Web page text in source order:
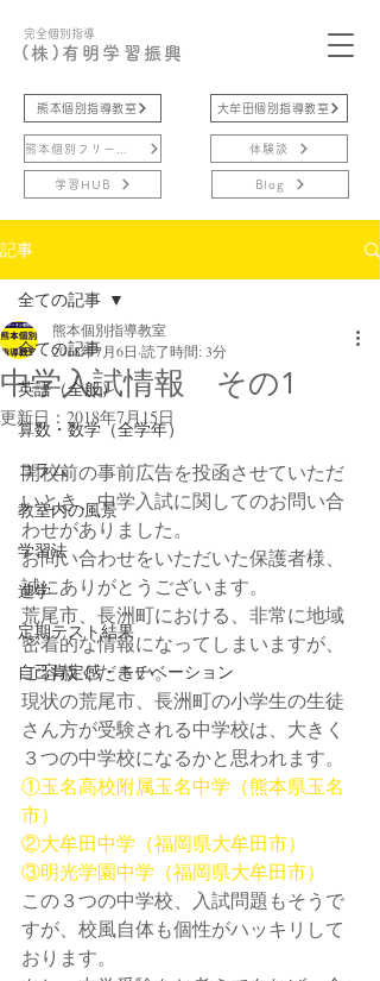
完全個別指導
(株)有明学習振興
熊本個別指導教室
学習HUB
大牟田個別指導教室
体験談
Blog
記事
全ての記事
英語（全般）
算数・数学（全学年）
コラム
教室内の風景
学習法
進学
定期テスト結果
自己肯定感・モチベーション
全ての記事
中学入試情報 その1
熊本個別指導教室
2018年7月6日 読了時間: 3分
更新日： 2018年7月15日
開校前の事前広告を投函させていただ
いとき、中学入試に関してのお問い合
わせがありました。
お問い合わせをいただいた保護者様、
誠にありがとうございます。
荒尾市、長洲町における、非常に地域
密着的な情報になってしまいますが、
ご容赦ください。
現状の荒尾市、長洲町の小学生の生徒
さん方が受験される中学校は、大きく
３つの中学校になるかと思われます。
①玉名高校附属玉名中学（熊本県玉名
市）
②大牟田中学（福岡県大牟田市）
③明光学園中学（福岡県大牟田市）
この３つの中学校、入試問題もそうで
すが、校風自体も個性がハッキリして
おります。